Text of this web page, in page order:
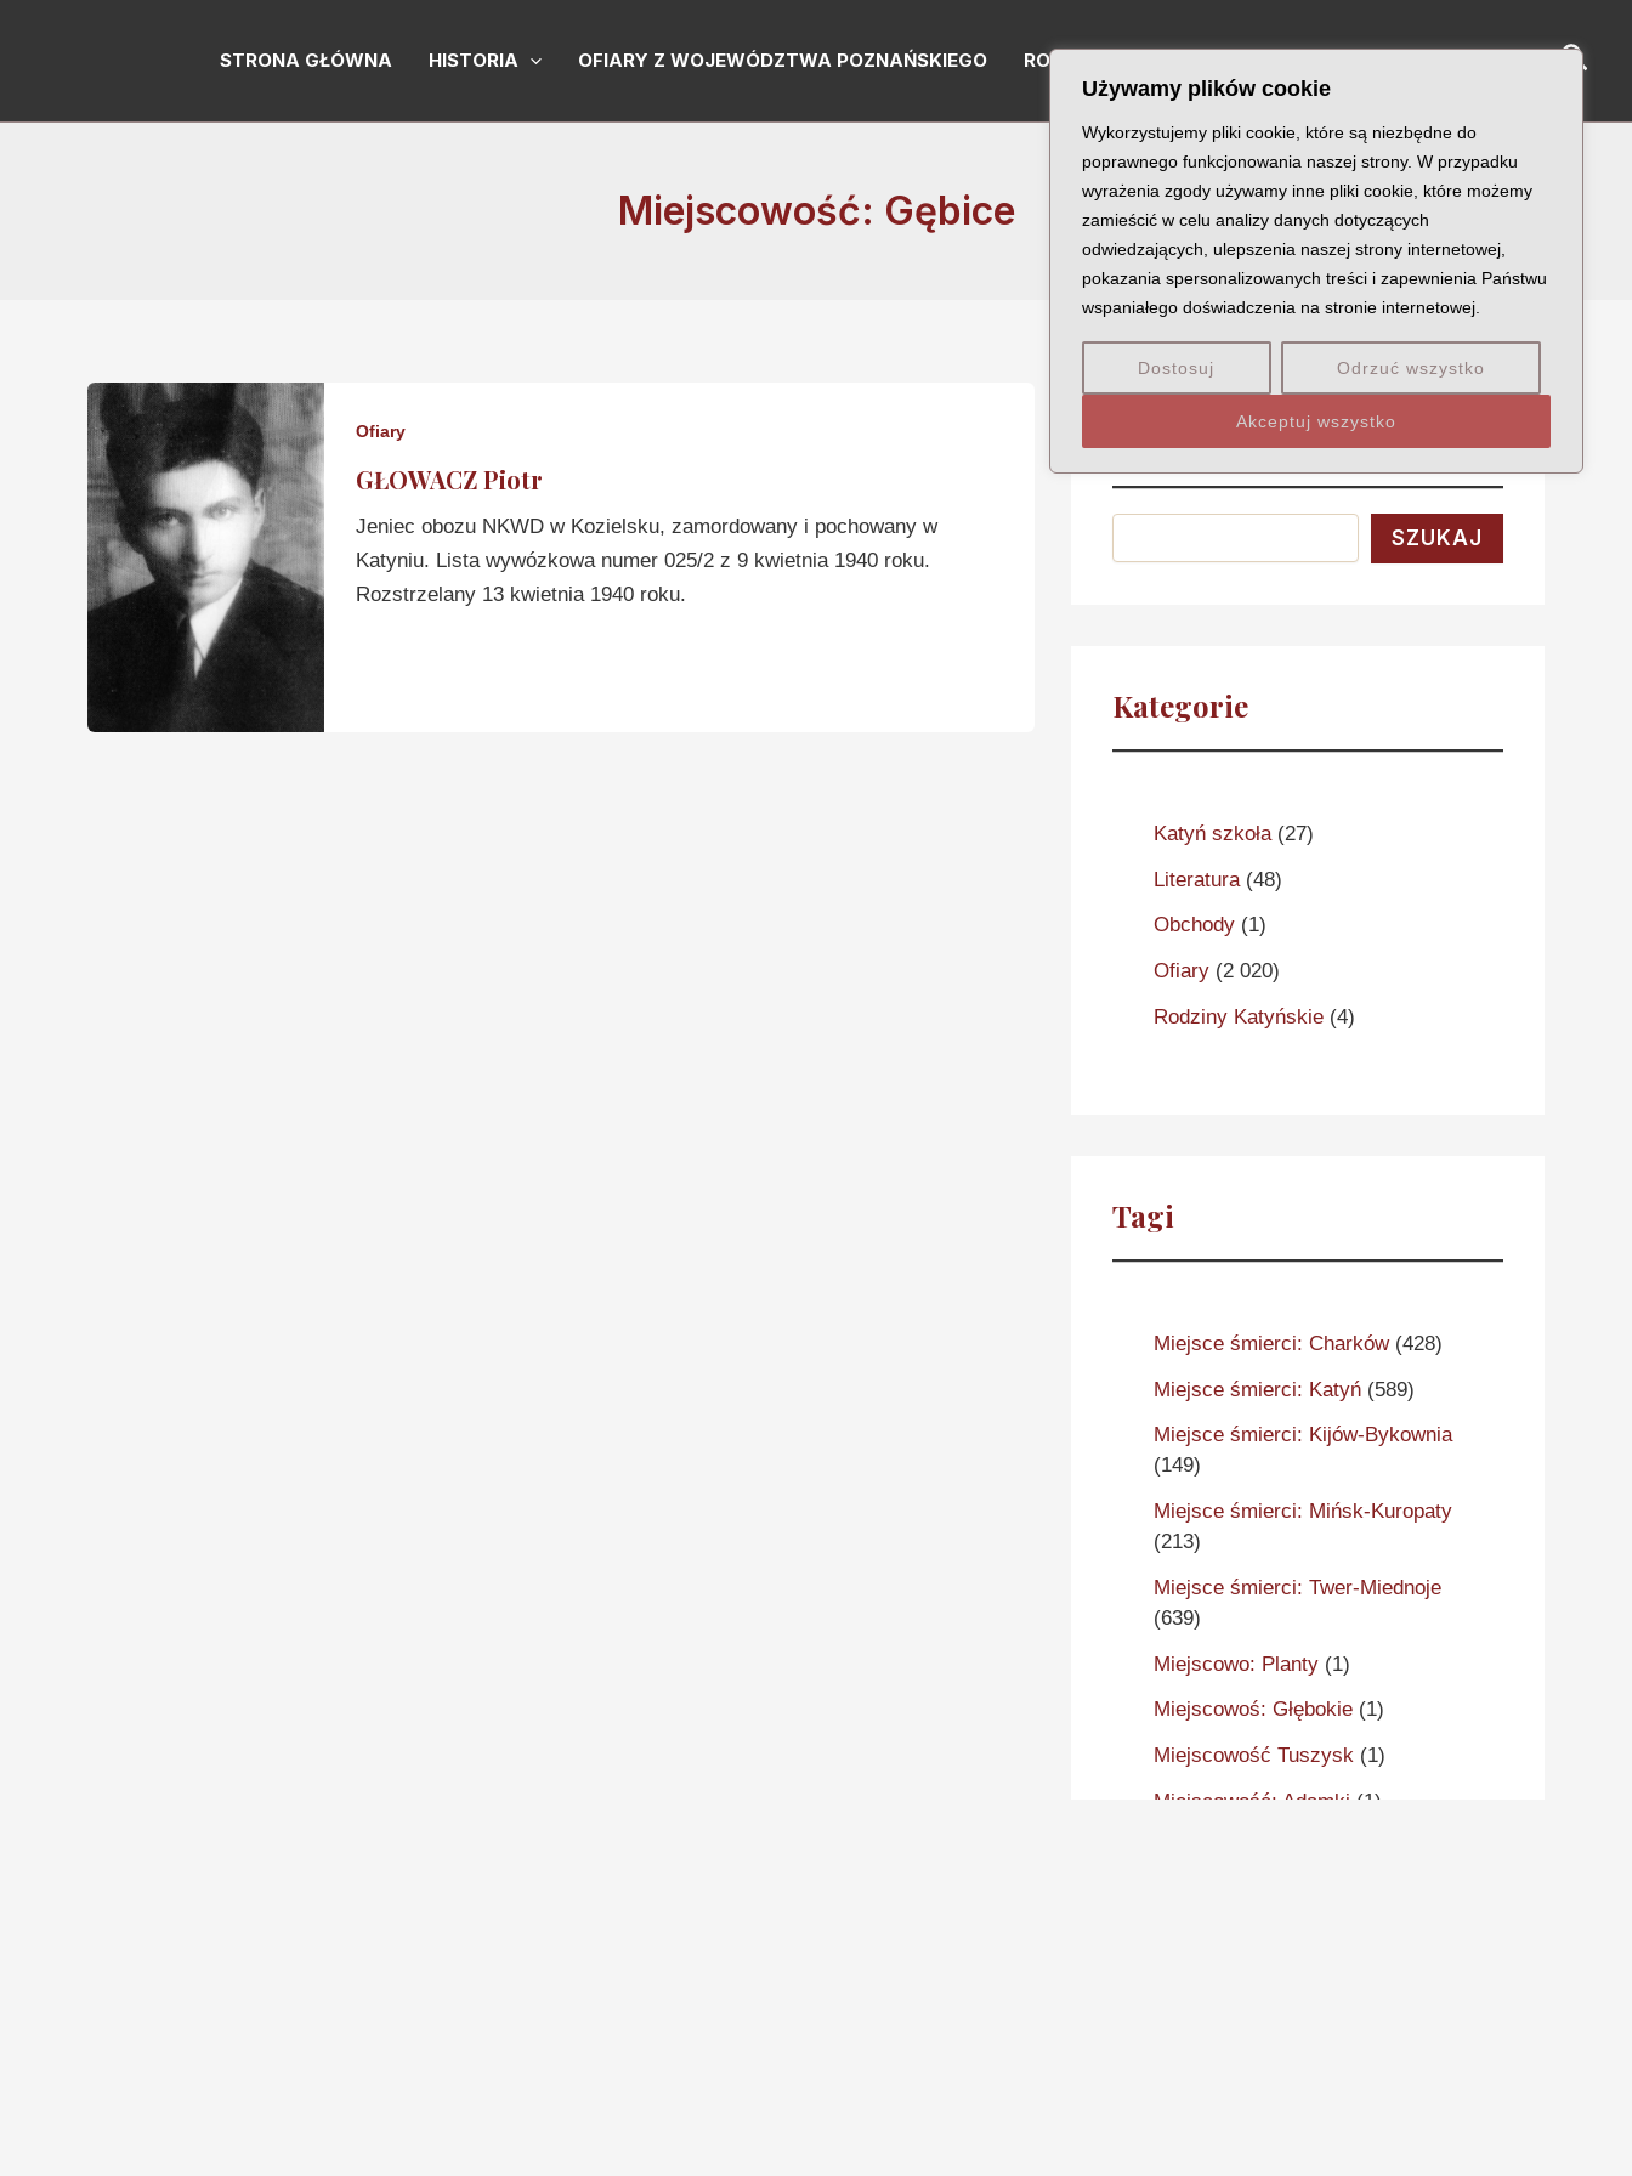
Używamy plików cookie
Wykorzystujemy pliki cookie, które są niezbędne do
poprawnego funkcjonowania naszej strony. W przypadku
wyrażenia zgody używamy inne pliki cookie, które możemy
zamieścić w celu analizy danych dotyczących
odwiedzających, ulepszenia naszej strony internetowej,
pokazania spersonalizowanych treści i zapewnienia Państwu
wspaniałego doświadczenia na stronie internetowej.
Dostosuj Odrzuć wszystko
Akceptuj wszystko
STRONA GŁÓWNA HISTORIA OFIARY Z WOJEWÓDZTWA POZNAŃSKIEGO RODZINY KATYŃSKIE
Miejscowość: Gębice
Ofiary
GŁOWACZ Piotr
Jeniec obozu NKWD w Kozielsku, zamordowany i pochowany w
Katyniu. Lista wywózkowa numer 025/2 z 9 kwietnia 1940 roku.
Rozstrzelany 13 kwietnia 1940 roku.
Wyszukaj
Szukaj
SZUKAJ
Kategorie
Katyń szkoła (27)
Literatura (48)
Obchody (1)
Ofiary (2 020)
Rodziny Katyńskie (4)
Tagi
Miejsce śmierci: Charków(428)
Miejsce śmierci: Katyń (589)
Miejsce śmierci: Kijów-Bykownia
(149)
Miejsce śmierci: Mińsk-Kuropaty
(213)
Miejsce śmierci: Twer-Miednoje
(639)
Miejscowo: Planty (1)
Miejscowoś: Głębokie (1)
Miejscowość Tuszysk (1)
Miejscowość: Adamki (1)